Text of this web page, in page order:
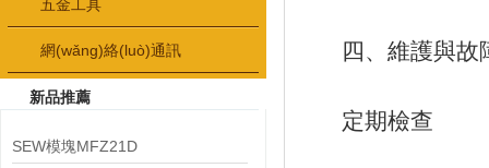
五金工具
網(wǎng)絡(luò)通訊
新品推薦
SEW模塊MFZ21D
四、維護與故
定期檢查